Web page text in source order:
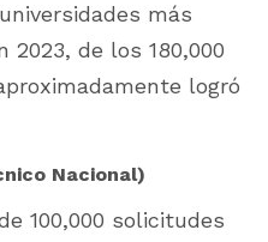
más
de los 180,000
logró
Nacional)
100,000 solicitudes